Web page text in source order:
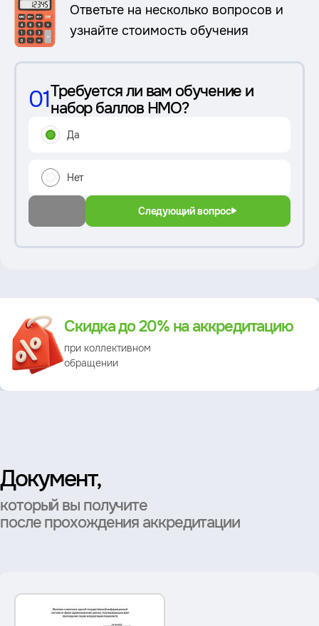
Ответьте на несколько вопросов и
узнайте стоимость обучения
01Требуется ли вам обучение и
набор баллов НМО?
Да
Нет
Следующий вопрос
Преимущество
Скидка до 20% на аккредитацию
при коллективном
обращении
Документ,
который вы получите
после прохождения аккредитации